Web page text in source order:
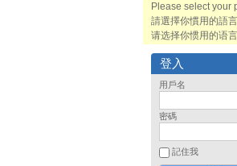
Please select your
請選擇你慣用的語言
请选择你惯用的语言
登入
用戶名
密碼
記住我